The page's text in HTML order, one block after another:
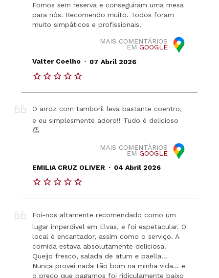
Fomos sem reserva e conseguiram uma mesa
para nós. Recomendo muito. Todos foram
muito simpáticos e profissionais.
MAIS COMENTÁRIOS
EM GOOGLE
Valter Coelho . 07 Abril 2026
O arroz com tamboril leva bastante coentro,
e eu simplesmente adoro!! Tudo é delicioso
👏
MAIS COMENTÁRIOS
EM GOOGLE
EMILIA CRUZ OLIVER . 04 Abril 2026
Foi-nos altamente recomendado como um
lugar imperdível em Elvas, e foi espetacular. O
local é encantador, assim como o serviço. A
comida estava absolutamente deliciosa.
Queijo fresco, salada de atum e paella...
Nunca provei nada tão bom na minha vida... e
o preço que pagamos foi ridiculamente baixo